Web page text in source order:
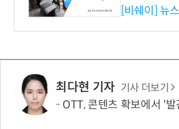
리즈 IR 수
[비쉐이] 뉴
최다현 기자 기사 더보기
OTT, 콘텐츠 확보에서 '발견'으로…